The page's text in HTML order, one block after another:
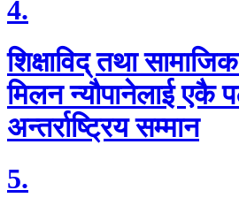
4.
शिक्षाविद् तथा
मिलन न्यौपानेलाई एकै
अन्तर्राष्ट्रिय सम्मान
5.